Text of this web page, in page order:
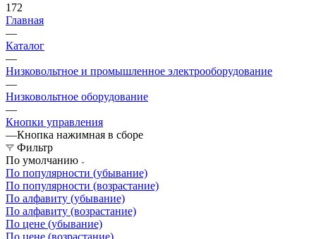
172
Главная
—
Каталог
—
Низковольтное и промышленное электрооборудование
—
Низковольтное оборудование
—
Кнопки управления
—Кнопка нажимная в сборе
Фильтр
По умолчанию
По популярности (убывание)
По популярности (возрастание)
По алфавиту (убывание)
По алфавиту (возрастание)
По цене (убывание)
По цене (возрастание)